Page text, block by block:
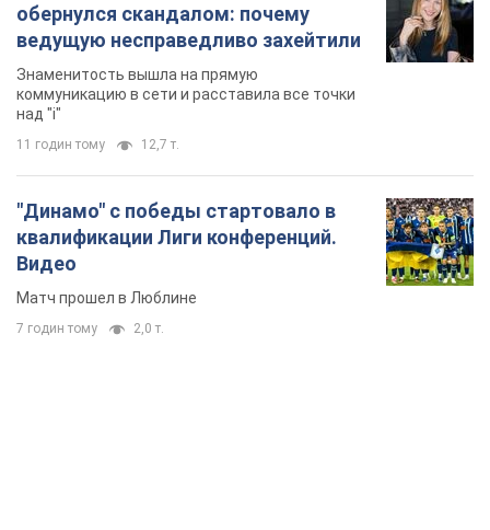
обернулся скандалом: почему
ведущую несправедливо захейтили
Знаменитость вышла на прямую
коммуникацию в сети и расставила все точки
над "i"
11 годин тому 12,7 т.
"Динамо" с победы стартовало в
квалификации Лиги конференций.
Видео
Матч прошел в Люблине
7 годин тому 2,0 т.